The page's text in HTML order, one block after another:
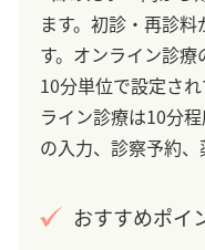
ます。初診・再診
す。オンライン診
10分単位で設定さ
ライン診療は10分
の入力、診察予約、
おすすめポイ